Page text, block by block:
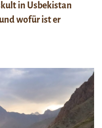
in Usbekistan
wofür ist er